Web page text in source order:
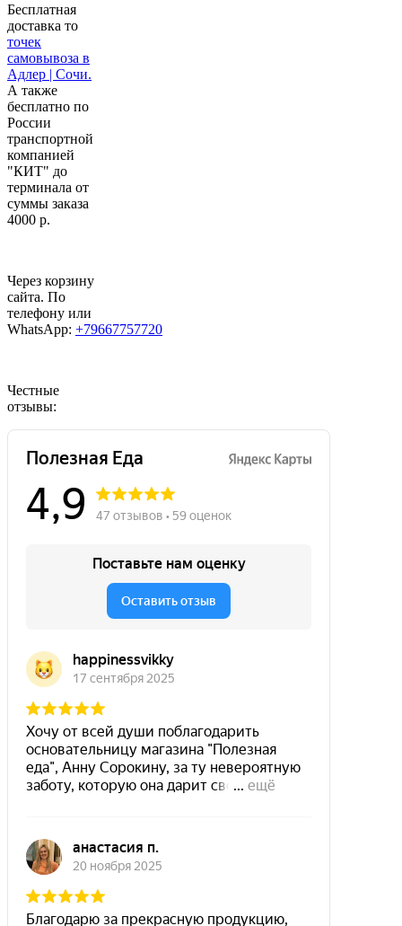
Бесплатная
доставка то
точек
самовывоза в
Адлер | Сочи.
А также
бесплатно по
России
транспортной
компанией
"КИТ" до
терминала от
суммы заказа
4000 р.
Через корзину
сайта. По
телефону или
WhatsApp: +79667757720
Честные
отзывы: